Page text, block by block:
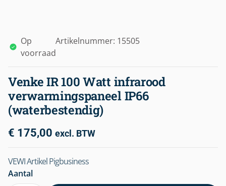
Op
voorraad
Artikelnummer: 15505
Venke IR 100 Watt infrarood
verwarmingspaneel IP66
(waterbestendig)
€ 175,00 excl. BTW
VEWI Artikel Pigbusiness
Aantal